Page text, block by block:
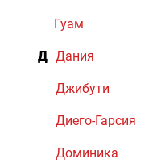
Гуам
Д Дания
Джибути
Диего-Гарсия
Доминика